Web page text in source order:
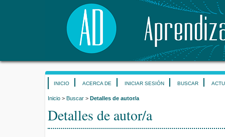
INICIO ACERCA DE INICIAR SESIÓN BUSCAR
Inicio > Buscar > Detalles de autor/a
Detalles de autor/a